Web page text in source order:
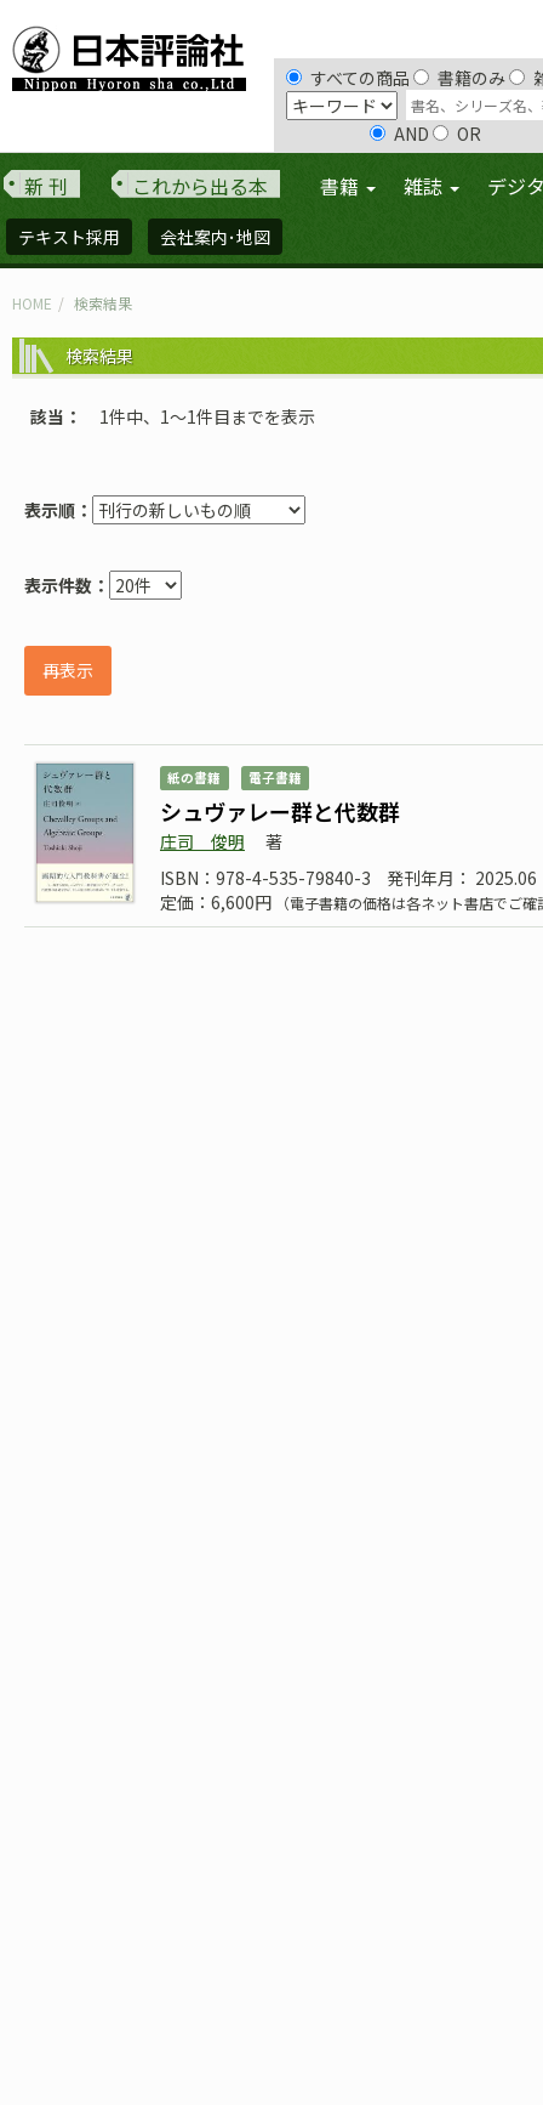
すべての商品 書籍のみ
AND OR
新 刊 これから出る本 書籍 雑誌 デジ
テキスト採用 会社案内･地図
HOME 検索結果
検索結果
該当 1件中、1〜1件目までを表示
表示順：
表示件数：
再表示
紙の書籍 電子書籍
シュヴァレー群と代数群
庄司 俊明
著
ISBN：978-4-535-79840-3
発刊年月： 2025.06
定価：6,600円
（電子書籍の価格は各ネット書店でご